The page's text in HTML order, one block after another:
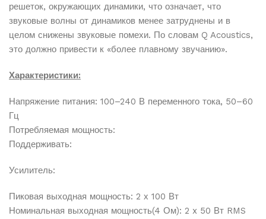
решеток, окружающих динамики, что означает, что
звуковые волны от динамиков менее затруднены и в
целом снижены звуковые помехи. По словам Q Acoustics,
это должно привести к «более плавному звучанию».
Характеристики:
Напряжение питания: 100–240 В переменного тока, 50–60
Гц
Потребляемая мощность:
Поддерживать:
Усилитель:
Пиковая выходная мощность: 2 х 100 Вт
Номинальная выходная мощность(4 Ом): 2 x 50 Вт RMS